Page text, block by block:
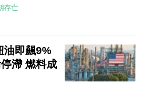
存亡
油即飆9%
滯 燃料成